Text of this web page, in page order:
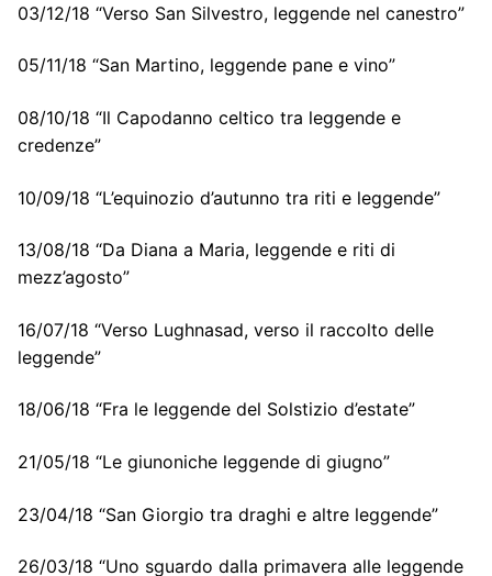
03/12/18 “Verso San Silvestro, leggende nel canestro”
05/11/18 “San Martino, leggende pane e vino”
08/10/18 “Il Capodanno celtico tra leggende e
credenze”
10/09/18 “L’equinozio d’autunno tra riti e leggende”
13/08/18 “Da Diana a Maria, leggende e riti di
mezz’agosto”
16/07/18 “Verso Lughnasad, verso il raccolto delle
leggende”
18/06/18 “Fra le leggende del Solstizio d’estate”
21/05/18 “Le giunoniche leggende di giugno”
23/04/18 “San Giorgio tra draghi e altre leggende”
26/03/18 “Uno sguardo dalla primavera alle leggende